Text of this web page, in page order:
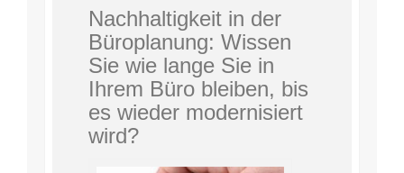
Nachhaltigkeit in der
Büroplanung: Wissen
Sie wie lange Sie in
Ihrem Büro bleiben, bis
es wieder modernisiert
wird?